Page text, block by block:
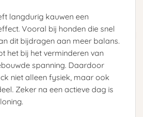
langdurig kauwen een
Vooral bij honden die snel
dit bijdragen aan meer balans.
het bij het verminderen van
spanning. Daardoor
niet alleen fysiek, maar ook
Zeker na een actieve dag is